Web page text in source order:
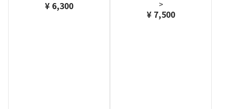
¥ 6,300
>
¥ 7,500